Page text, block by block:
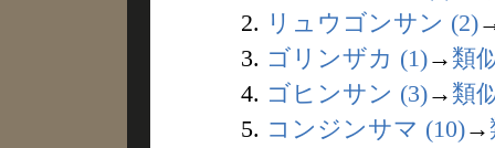
2. リュウゴンサン (2)
3. ゴリンザカ (1)→ 類
4. ゴヒンサン (3)→ 類
5. コンジンサマ (10)→